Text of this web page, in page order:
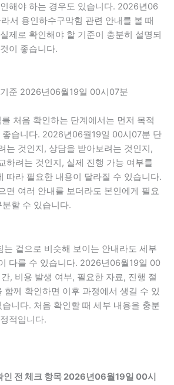
해야 하는 경우도 있습니다. 2026년06
서 용인하수구막힘 관련 안내를 볼 때
제로 확인해야 할 기준이 충분히 설명되
이 좋습니다.
준 2026년06월19일 00시07분
처음 확인하는 단계에서는 먼저 목적
좋습니다. 2026년06월19일 00시07분 단
는 것인지, 상담을 받아보려는 것인지,
하려는 것인지, 실제 진행 가능 여부를
따라 필요한 내용이 달라질 수 있습니다.
면 여러 안내를 보더라도 본인에게 필요
할 수 있습니다.
는 겉으로 비슷해 보이는 안내라도 세부
다를 수 있습니다. 2026년06월19일 00
, 비용 발생 여부, 필요한 자료, 진행 절
함께 확인하면 이후 과정에서 생길 수 있
니다. 처음 확인할 때 세부 내용을 충분
적입니다.
인 전 체크 항목 2026년06월19일 00시